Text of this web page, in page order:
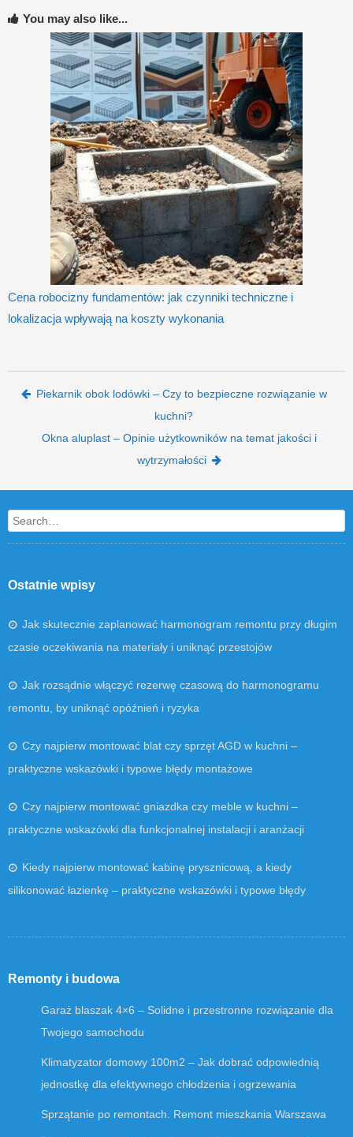
You may also like...
Cena robocizny fundamentów: jak czynniki techniczne i
lokalizacja wpływają na koszty wykonania
Post navigation
Piekarnik obok lodówki – Czy to bezpieczne rozwiązanie w
kuchni?
Okna aluplast – Opinie użytkowników na temat jakości i
wytrzymałości
Search
Ostatnie wpisy
Jak skutecznie zaplanować harmonogram remontu przy długim
czasie oczekiwania na materiały i uniknąć przestojów
Jak rozsądnie włączyć rezerwę czasową do harmonogramu
remontu, by uniknąć opóźnień i ryzyka
Czy najpierw montować blat czy sprzęt AGD w kuchni –
praktyczne wskazówki i typowe błędy montażowe
Czy najpierw montować gniazdka czy meble w kuchni –
praktyczne wskazówki dla funkcjonalnej instalacji i aranżacji
Kiedy najpierw montować kabinę prysznicową, a kiedy
silikonować łazienkę – praktyczne wskazówki i typowe błędy
Remonty i budowa
Garaż blaszak 4×6 – Solidne i przestronne rozwiązanie dla
Twojego samochodu
Klimatyzator domowy 100m2 – Jak dobrać odpowiednią
jednostkę dla efektywnego chłodzenia i ogrzewania
Sprzątanie po remontach. Remont mieszkania Warszawa